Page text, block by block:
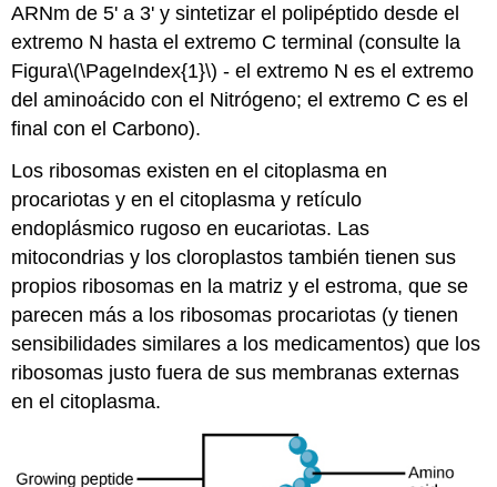
ARNm de 5' a 3' y sintetizar el polipéptido desde el
extremo N hasta el extremo C terminal (consulte la
Figura\(\PageIndex{1}\) - el extremo N es el extremo
del aminoácido con el Nitrógeno; el extremo C es el
final con el Carbono).
Los ribosomas existen en el citoplasma en
procariotas y en el citoplasma y retículo
endoplásmico rugoso en eucariotas. Las
mitocondrias y los cloroplastos también tienen sus
propios ribosomas en la matriz y el estroma, que se
parecen más a los ribosomas procariotas (y tienen
sensibilidades similares a los medicamentos) que los
ribosomas justo fuera de sus membranas externas
en el citoplasma.